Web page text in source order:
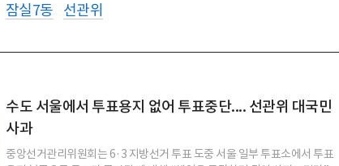
잠실7동 선관위
수도 서울에서 투표용지 없어 투표중단.... 선관위 대국민
사과
중앙선거관리위원회는 6·3 지방선거 투표 도중 서울 일부 투표소에서 투표